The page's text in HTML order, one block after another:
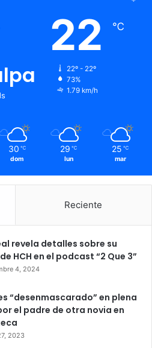
22 ℃
22º - 22º
73%
1.79 km/h
30 ℃
dom
29 ℃
lun
25 ℃
mar
Reciente
revela detalles sobre su
HCH en el podcast “2 Que 3”
4, 2024
“desenmascarado” en plena
el padre de otra novia en
2023